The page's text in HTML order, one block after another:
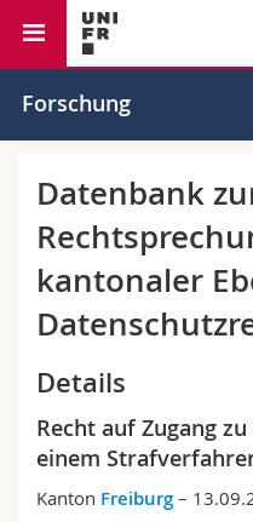
Universität
Campus
Forschung
Weiterbildung
Theologische Fak.
Philosophische Fak.
Fak. für Erziehungs-
Informationen für
Studieninteressierte
Medien
Forschende
Ressourcen
Ortsplan
Bibliotheken
Rechtswissenschaftliche
Forschung
Datenbank
kantonaler
Details
Recht auf Zugang
einem
Kanton Freiburg –